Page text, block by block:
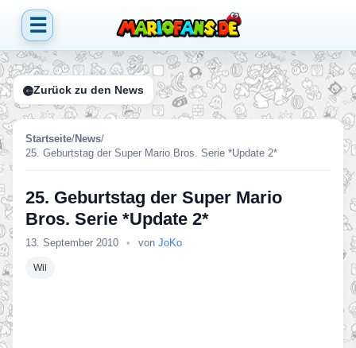
☰
Zurück zu den News
Startseite/News/
25. Geburtstag der Super Mario Bros. Serie *Update 2*
25. Geburtstag der Super Mario
Bros. Serie *Update 2*
13. September 2010 • von JoKo
Wii